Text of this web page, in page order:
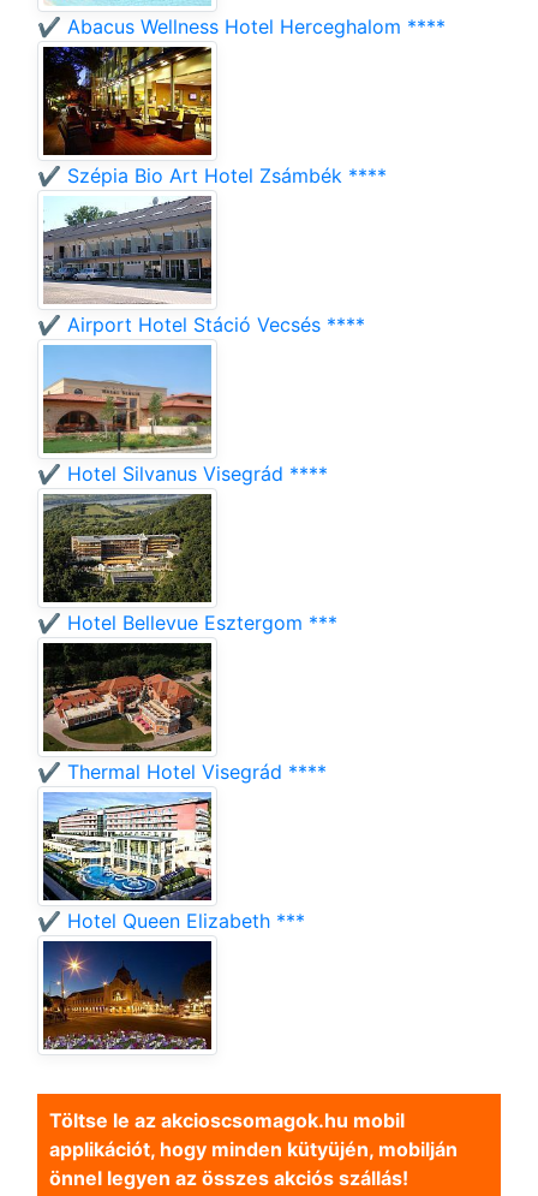
✔️ Abacus Wellness Hotel Herceghalom ****
✔️ Szépia Bio Art Hotel Zsámbék ****
✔️ Airport Hotel Stáció Vecsés ****
✔️ Hotel Silvanus Visegrád ****
✔️ Hotel Bellevue Esztergom ***
✔️ Thermal Hotel Visegrád ****
✔️ Hotel Queen Elizabeth ***
Töltse le az akcioscsomagok.hu mobil
applikációt, hogy minden kütyüjén, mobilján
önnel legyen az összes akciós szállás!